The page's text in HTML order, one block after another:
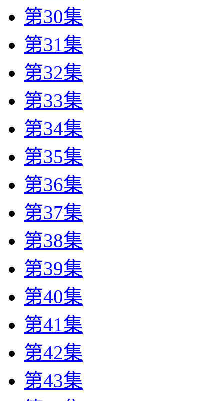
第30集
第31集
第32集
第33集
第34集
第35集
第36集
第37集
第38集
第39集
第40集
第41集
第42集
第43集